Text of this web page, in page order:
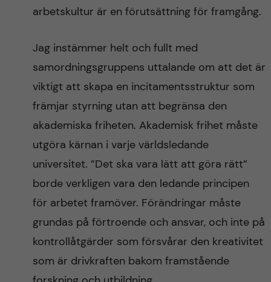
arbetskultur är en förutsättning för framgång.
Jag instämmer helt och fullt med
samordningsgruppens uttalande om att det är
viktigt att skapa en incitamentsstruktur som
främjar styrning utan att begränsa den
akademiska friheten. Akademisk frihet måste
utgöra kärnan i varje världsledande
universitet. ”Det ska vara lätt att göra rätt”
borde verkligen vara den ledande principen
för arbetet framöver. Förändringar måste
grundas på förtroende och ansvar, och inte på
kontrollåtgärder som försvårar den kreativitet
som är drivkraften bakom framstående